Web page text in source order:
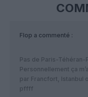
Flop a commenté :
Pas de Paris-
Personnellement ça
par Francfort, Istanbul
pffff